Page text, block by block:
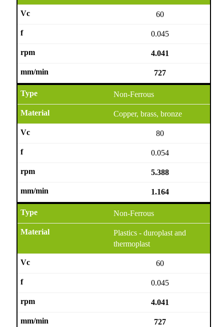
60
0.045
4.041
727
Non-Ferrous
Copper, brass, bronze
80
0.054
5.388
1.164
Non-Ferrous
Plastics - duroplast and
thermoplast
60
0.045
4.041
727